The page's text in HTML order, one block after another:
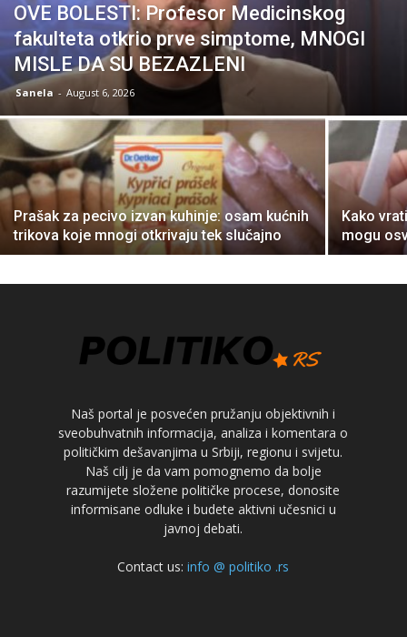
OVE BOLESTI: Profesor Medicinskog
fakulteta otkrio prve simptome, MNOGI
MISLE DA SU BEZAZLENI
Sanela - August 6, 2026
Prašak za pecivo izvan kuhinje: osam kućnih
trikova koje mnogi otkrivaju tek slučajno
Kako
mogu
Naš portal je posvećen pružanju objektivnih i
sveobuhvatnih informacija, analiza i komentara o
političkim dešavanjima u Srbiji, regionu i svijetu.
Naš cilj je da vam pomognemo da bolje
razumijete složene političke procese, donosite
informisane odluke i budete aktivni učesnici u
javnoj debati.
Contact us:info @ politiko .rs